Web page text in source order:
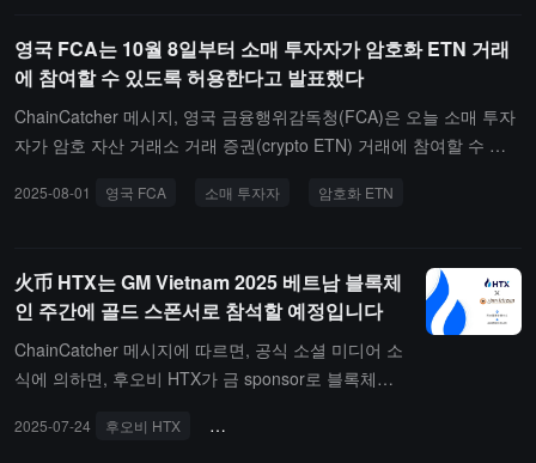
대한 소매 금지를 동시에 해제하지 않았다는 것입니다.
영국 FCA는 10월 8일부터 소매 투자자가 암호화 ETN 거래
에 참여할 수 있도록 허용한다고 발표했다
ChainCatcher 메시지, 영국 금융행위감독청(FCA)은 오늘 소매 투자
자가 암호 자산 거래소 거래 증권(crypto ETN) 거래에 참여할 수 있
적으로 발효됩니다.규정에 따르면, 관련 제품은 FCA가 승인한 영국
의 보호 범위에 포함되지 않는다는 것입니다.
2025-08-01 영국 FCA 소매 투자자 암호화 ETN
火币 HTX는 GM Vietnam 2025 베트남 블록체
인 주간에 골드 스폰서로 참석할 예정입니다
ChainCatcher 메시지에 따르면, 공식 소셜 미디어 소
식에 의하면, 후오비 HTX가 금 sponsor로 블록체인
석하여 Web3 분야에서의 글로벌화 배치 및 생태계
2025-07-24 후오비 HTX GM 베트남 2025 베트남 블록체인 주간